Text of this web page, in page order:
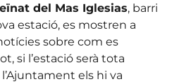
del Mas Iglesias, barri
estació, es mostren a
sobre com es
si l’estació serà tota
els hi va